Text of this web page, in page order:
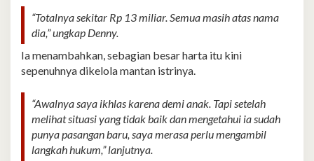
“Totalnya sekitar Rp 13 miliar. Semua masih atas nama
dia,” ungkap Denny.
Ia menambahkan, sebagian besar harta itu kini
sepenuhnya dikelola mantan istrinya.
“Awalnya saya ikhlas karena demi anak. Tapi setelah
melihat situasi yang tidak baik dan mengetahui ia sudah
punya pasangan baru, saya merasa perlu mengambil
langkah hukum,” lanjutnya.